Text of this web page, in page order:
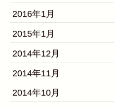
2016年1月
2015年1月
2014年12月
2014年11月
2014年10月